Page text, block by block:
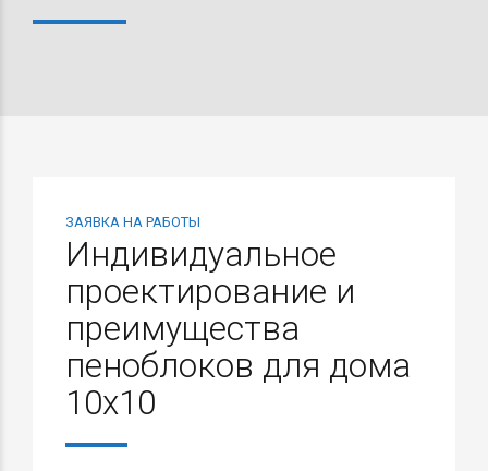
ЗАЯВКА НА РАБОТЫ
Индивидуальное
проектирование и
преимущества
пеноблоков для дома
10х10